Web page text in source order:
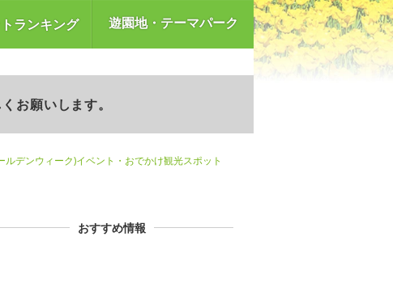
ランキング 遊園地・テーマパーク
お願いします。
ルデンウィーク)イベント・おでかけ観光スポット
おすすめ情報